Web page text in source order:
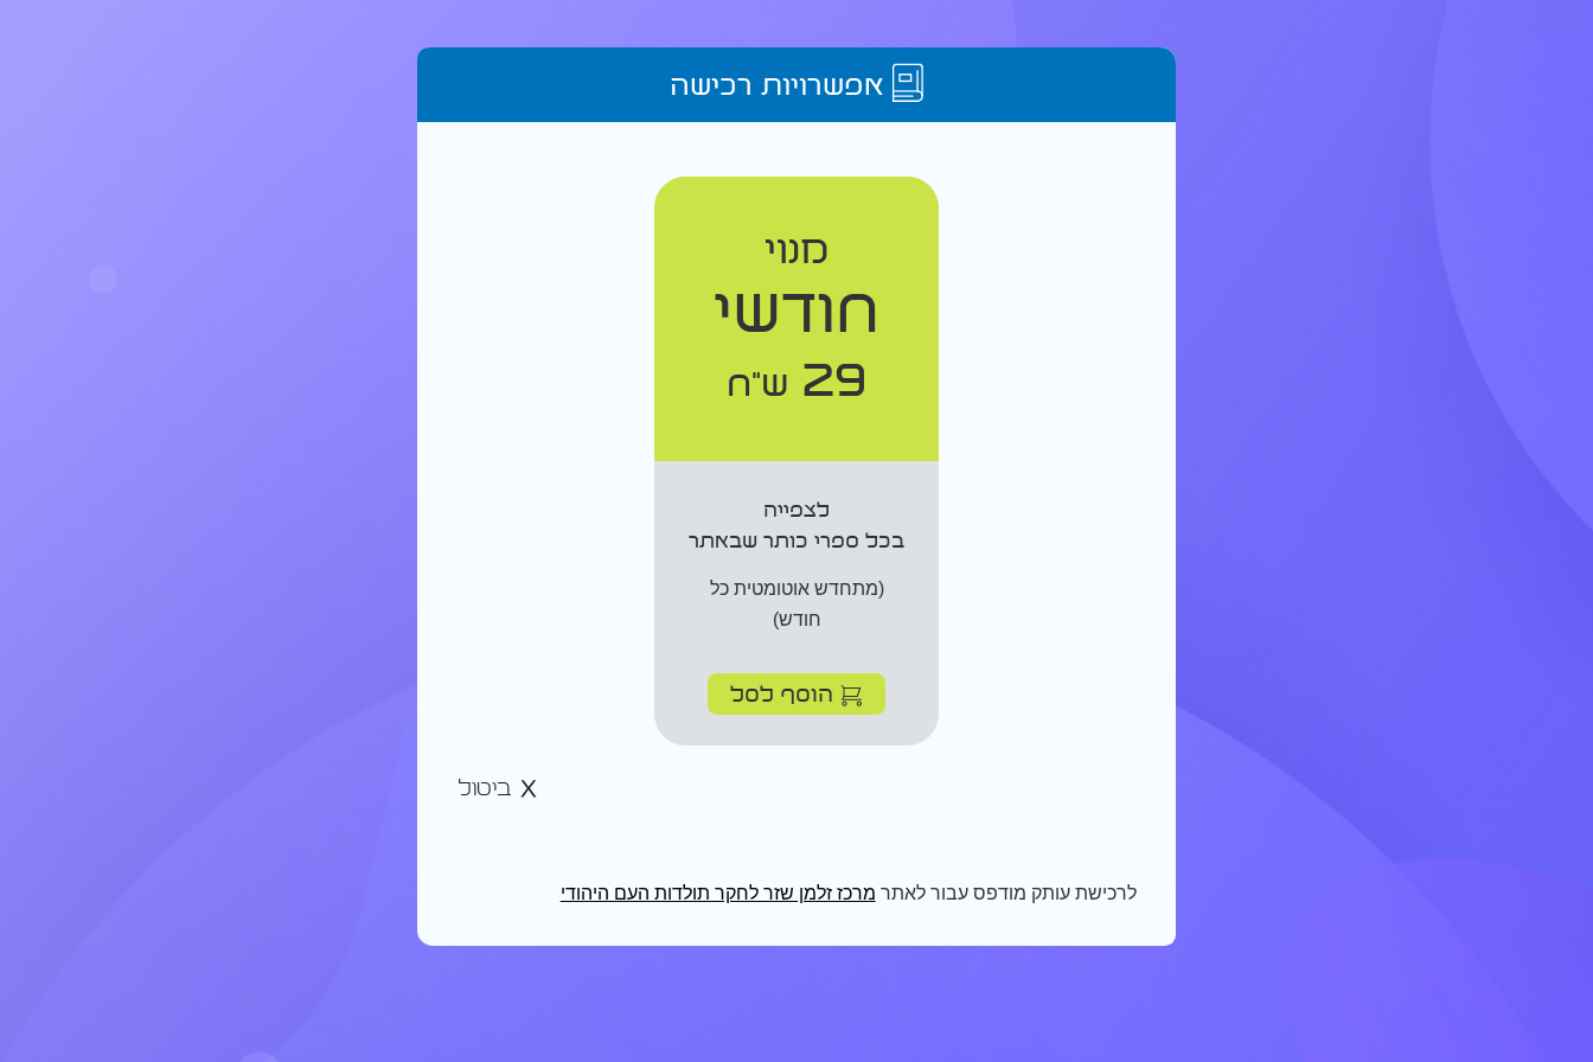
אפשרויות רכישה
מנוי
חודשי
29 ש"ח
לצפייה
בכל ספרי כותר שבאתר
(מתחדש אוטומטית כל
חודש)
הוסף לסל
ביטול
לרכישת עותק מודפס עבור לאתר מרכז זלמן שזר לחקר תולדות העם היהודי